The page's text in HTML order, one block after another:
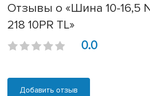
Отзывы о «Шина 10-16,5
218 10PR TL»
0.0
Добавить отзыв